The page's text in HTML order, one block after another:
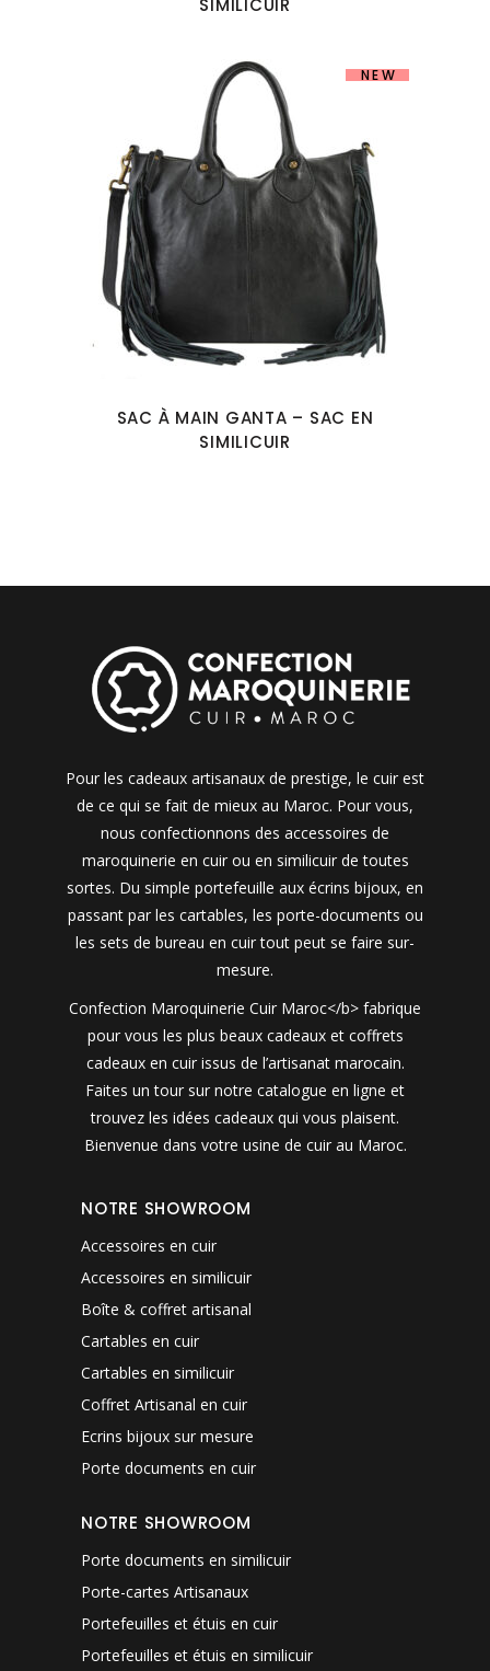
SIMILICUIR
NEW
SAC À MAIN GANTA – SAC EN
SIMILICUIR
Pour les cadeaux artisanaux de prestige, le cuir est
de ce qui se fait de mieux au Maroc. Pour vous,
nous confectionnons des accessoires de
maroquinerie en cuir ou en similicuir de toutes
sortes. Du simple portefeuille aux écrins bijoux, en
passant par les cartables, les porte-documents ou
les sets de bureau en cuir tout peut se faire sur-
mesure.
Confection Maroquinerie Cuir Maroc</b> fabrique
pour vous les plus beaux cadeaux et coffrets
cadeaux en cuir issus de l’artisanat marocain.
Faites un tour sur notre catalogue en ligne et
trouvez les idées cadeaux qui vous plaisent.
Bienvenue dans votre usine de cuir au Maroc.
NOTRE SHOWROOM
Accessoires en cuir
Accessoires en similicuir
Boîte & coffret artisanal
Cartables en cuir
Cartables en similicuir
Coffret Artisanal en cuir
Ecrins bijoux sur mesure
Porte documents en cuir
NOTRE SHOWROOM
Porte documents en similicuir
Porte-cartes Artisanaux
Portefeuilles et étuis en cuir
Portefeuilles et étuis en similicuir